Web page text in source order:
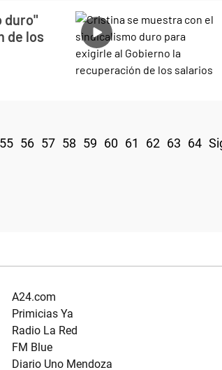
duro"
de los
55 56 57 58 59 60 61 62 63 64
A24.com
Primicias Ya
Radio La Red
FM Blue
Diario Uno Mendoza